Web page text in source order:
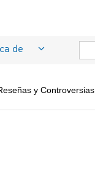
de
y Controversias